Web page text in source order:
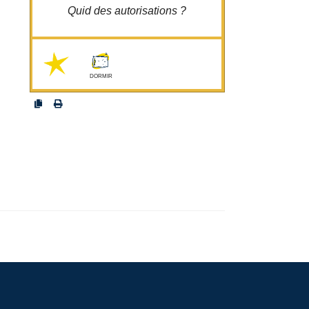
Quid des autorisations ?
DORMIR
Emplacement-autorisation